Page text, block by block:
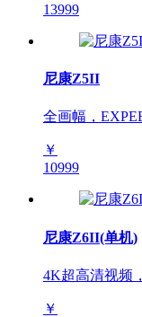
13999
尼康Z5II
全画幅，
￥
10999
尼康Z6II(单机)
4K超高清视频
￥